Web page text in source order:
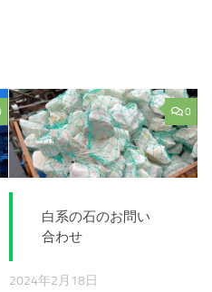
0
白系の石のお問い
合わせ
2024年2月18日